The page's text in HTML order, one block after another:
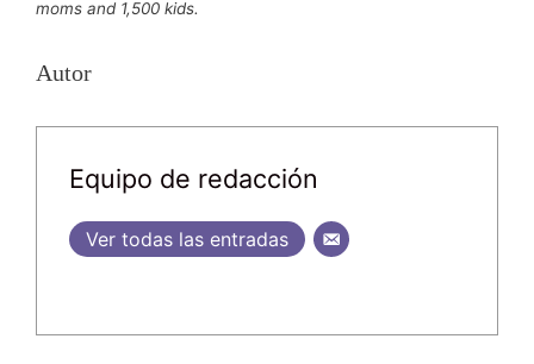
moms and 1,500 kids.
Autor
Equipo de redacción
Ver todas las entradas